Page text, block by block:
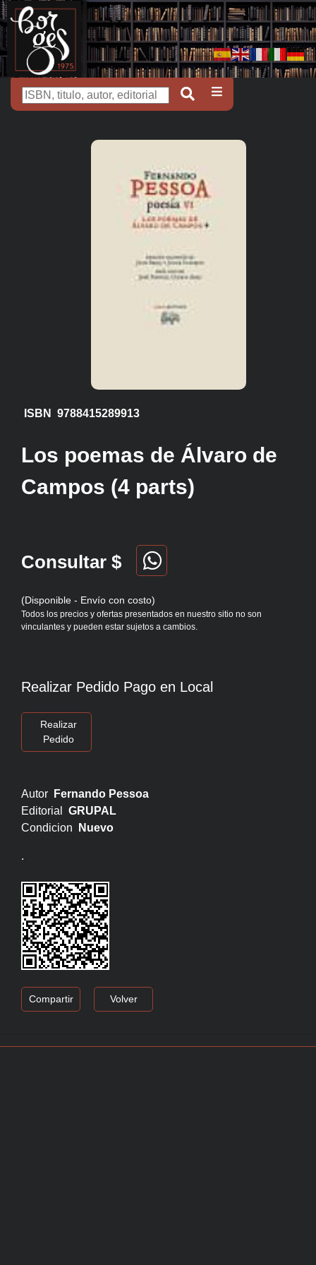
ISBN 9788415289913
Los poemas de Álvaro de
Campos (4 parts)
Consultar $
(Disponible - Envío con costo)
Todos los precios y ofertas presentados en nuestro sitio no son
vinculantes y pueden estar sujetos a cambios.
Realizar Pedido Pago en Local
Realizar
Pedido
Autor
Fernando Pessoa
Editorial GRUPAL
Condicion
Nuevo
.
Compartir Volver